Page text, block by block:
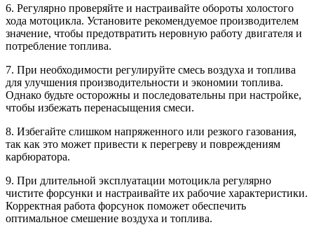
6. Регулярно проверяйте и настраивайте обороты холостого
хода мотоцикла. Установите рекомендуемое производителем
значение, чтобы предотвратить неровную работу двигателя и
потребление топлива.
7. При необходимости регулируйте смесь воздуха и топлива
для улучшения производительности и экономии топлива.
Однако будьте осторожны и последовательны при настройке,
чтобы избежать перенасыщения смеси.
8. Избегайте слишком напряженного или резкого газования,
так как это может привести к перегреву и повреждениям
карбюратора.
9. При длительной эксплуатации мотоцикла регулярно
чистите форсунки и настраивайте их рабочие характеристики.
Корректная работа форсунок поможет обеспечить
оптимальное смешение воздуха и топлива.